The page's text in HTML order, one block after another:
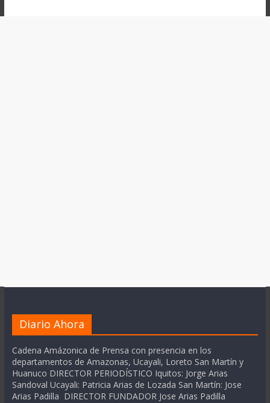
Diario Ahora
Cadena Amázonica de Prensa con presencia en los
departamentos de Amazonas, Ucayali, Loreto San Martín y
Huanuco DIRECTOR PERIODÍSTICO Iquitos: Jorge Arias
Sandoval Ucayali: Patricia Arias de Lozada San Martín: Jose
Arias Padilla DIRECTOR FUNDADOR Jose Arias Padilla